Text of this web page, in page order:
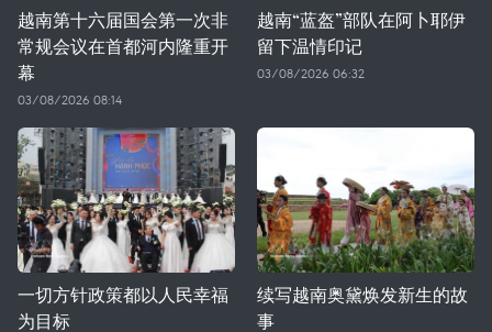
越南第十六届国会第一次非
常规会议在首都河内隆重开
幕
03/08/2026 08:14
越南“蓝盔”部队在阿卜耶伊
留下温情印记
03/08/2026 06:32
一切方针政策都以人民幸福
为目标
续写越南奥黛焕发新生的故
事